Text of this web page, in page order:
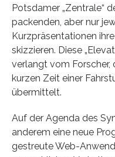
Potsdamer „Zentrale“
packenden, aber nur
Kurzpräsentationen
skizzieren. Diese
verlangt vom Forscher,
kurzen Zeit einer
übermittelt.
Auf der Agenda des
anderem eine neue
gestreute Web-